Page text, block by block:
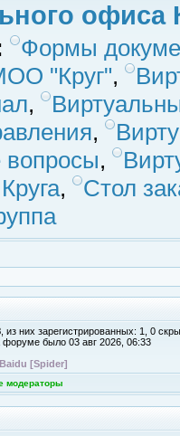
офиса
Формы
"Круг",
,
,
,
,
Стол
, из них зарегистрированных: 1, 0
форуме было 03 авг 2026, 06:33
Baidu [Spider]
модераторы